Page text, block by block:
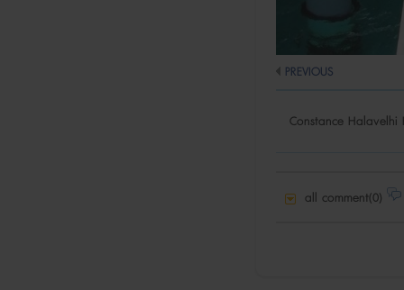
PREVIOUS
Constance Halavelhi
all comment(0)